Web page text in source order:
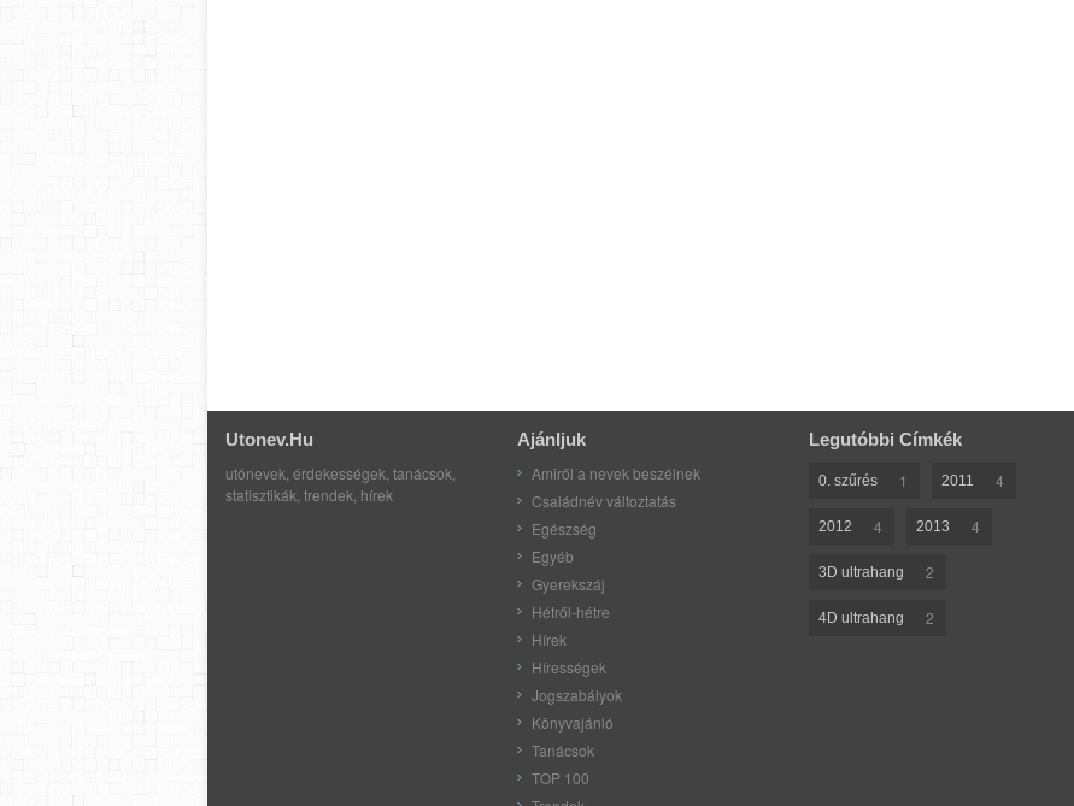
Utonev.hu
utónevek, érdekességek, tanácsok,
statisztikák, trendek, hírek
Ajánljuk
Amiről a nevek beszélnek
Családnév változtatás
Egészség
Egyéb
Gyerekszáj
Hétről-hétre
Hírek
Hírességek
Jogszabályok
Könyvajánló
Tanácsok
TOP 100
Legutóbbi Címkék
0. szűrés 1 2011 4
2012 4 2013 4
3D ultrahang 2
4D ultrahang 2